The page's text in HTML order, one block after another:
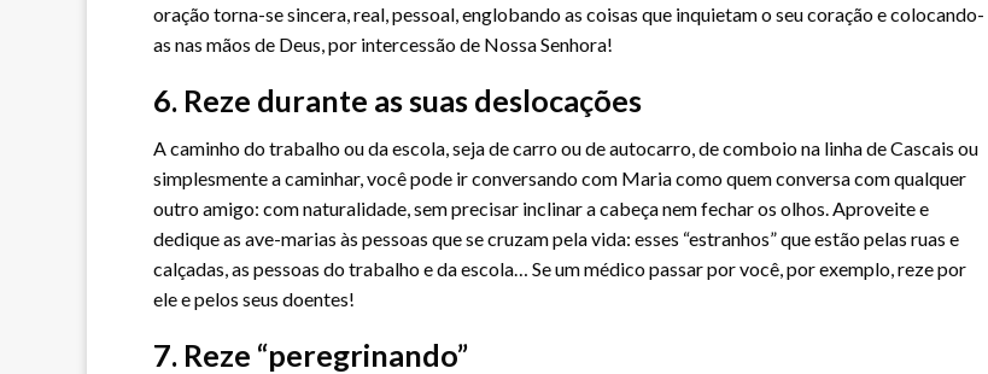
oração torna-se sincera, real, pessoal, englobando as coisas que inquietam o seu coração e colocando-
as nas mãos de Deus, por intercessão de Nossa Senhora!
6. Reze durante as suas deslocações
A caminho do trabalho ou da escola, seja de carro ou de autocarro, de comboio na linha de Cascais ou
simplesmente a caminhar, você pode ir conversando com Maria como quem conversa com qualquer
outro amigo: com naturalidade, sem precisar inclinar a cabeça nem fechar os olhos. Aproveite e
dedique as ave-marias às pessoas que se cruzam pela vida: esses “estranhos” que estão pelas ruas e
calçadas, as pessoas do trabalho e da escola… Se um médico passar por você, por exemplo, reze por
ele e pelos seus doentes!
7. Reze “peregrinando”